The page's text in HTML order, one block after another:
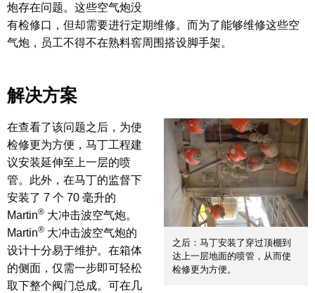
炮存在问题。这些空气炮没
有检修口，但却需要进行定期维修。而为了能够维修这些空
气炮，员工不得不在熟料窖周围搭设脚手架。
解决方案
之后：马丁安装了穿过顶棚到
达上一层地面的喷管，从而使
检修更为方便。
在查看了该问题之后，为使
检修更为方便，马丁工程建
议安装延伸至上一层的喷
管。此外，在马丁的监督下
安装了 7 个 70 毫升的
Martin® 大冲击波空气炮。
Martin® 大冲击波空气炮的
设计十分易于维护。在箱体
的侧面，仅需一步即可轻松
取下整个阀门总成。可在几